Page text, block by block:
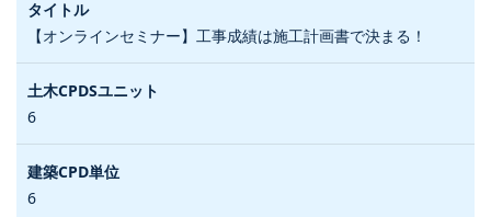
【オンラインセミナー】工事成績は施工計画書で決まる！
6
6